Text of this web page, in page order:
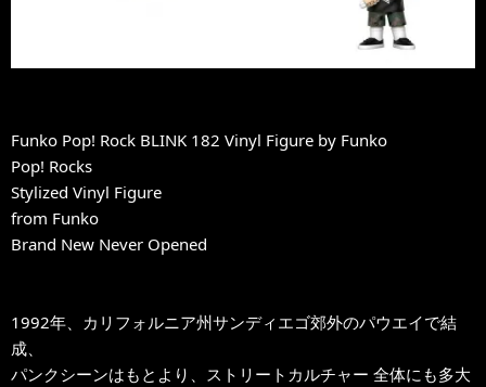
Funko Pop! Rock BLINK 182 Vinyl Figure by Funko
Pop! Rocks
Stylized Vinyl Figure
from Funko
Brand New Never Opened
1992年、カリフォルニア州サンディエゴ郊外のパウエイで結
成、
パンクシーンはもとより、ストリートカルチャー 全体にも多大